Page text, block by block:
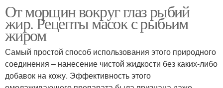
От морщин вокруг глаз рыбий
жир. Рецепты масок с рыбьим
жиром
Самый простой способ использования этого природного
соединения – нанесение чистой жидкости без каких-либо
добавок на кожу. Эффективность этого